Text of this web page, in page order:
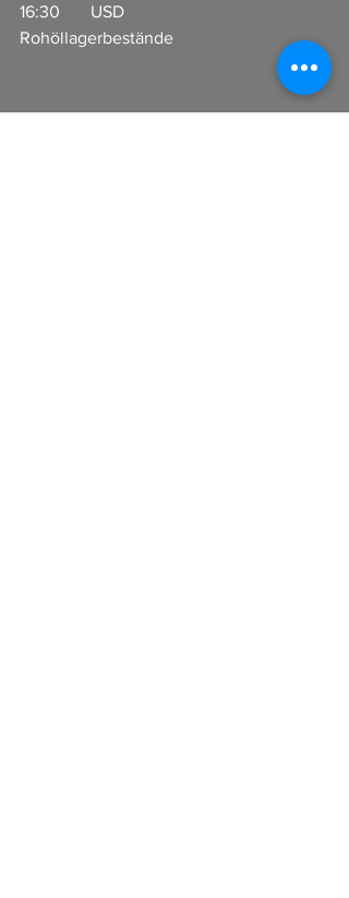
16:30       USD
Rohöllagerbestände